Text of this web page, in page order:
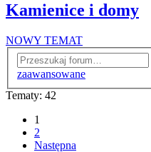
Kamienice i domy
NOWY TEMAT
zaawansowane
Tematy: 42
1
2
Następna